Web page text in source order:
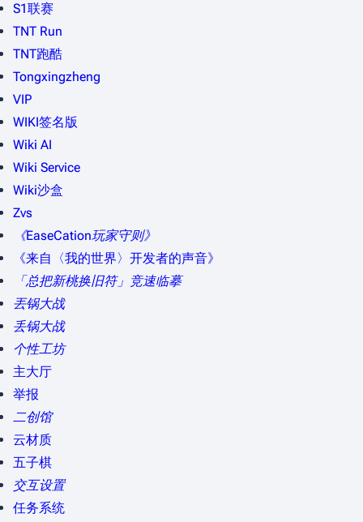
S1联赛
TNT Run
TNT跑酷
Tongxingzheng
VIP
WIKI签名版
Wiki AI
Wiki Service
Wiki沙盒
Zvs
《EaseCation玩家守则》
《来自〈我的世界〉开发者的声音》
「总把新桃换旧符」竞速临摹
丟锅大战
丢锅大战
个性工坊
主大厅
举报
二创馆
云材质
五子棋
交互设置
任务系统